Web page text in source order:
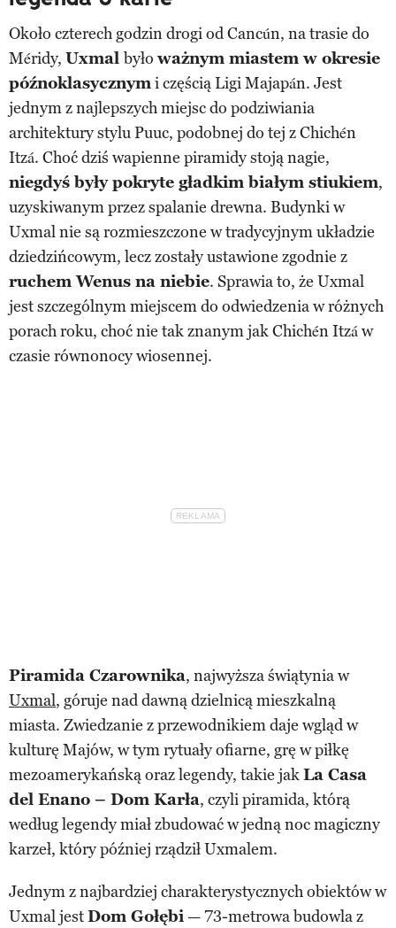
Około czterech godzin drogi od Cancún, na trasie do
Méridy, Uxmal było ważnym miastem w okresie
późnoklasycznymi częścią Ligi Majapán. Jest
jednym z najlepszych miejsc do podziwiania
architektury stylu Puuc, podobnej do tej z Chichén
Itzá. Choć dziś wapienne piramidy stoją nagie,
niegdyś były pokryte gładkim białym stiukiem,
uzyskiwanym przez spalanie drewna. Budynki w
Uxmal nie są rozmieszczone w tradycyjnym układzie
dziedzińcowym, lecz zostały ustawione zgodnie z
ruchem Wenus na niebie. Sprawia to, że Uxmal
jest szczególnym miejscem do odwiedzenia w różnych
porach roku, choć nie tak znanym jak Chichén Itzá w
czasie równonocy wiosennej.
Piramida Czarownika, najwyższa świątynia w
Uxmal, góruje nad dawną dzielnicą mieszkalną
miasta. Zwiedzanie z przewodnikiem daje wgląd w
kulturę Majów, w tym rytuały ofiarne, grę w piłkę
mezoamerykańską oraz legendy, takie jakLa Casa
del Enano – Dom Karła, czyli piramida, którą
według legendy miał zbudować w jedną noc magiczny
karzeł, który później rządził Uxmalem.
Jednym z najbardziej charakterystycznych obiektów w
Uxmal jestDom Gołębi— 73-metrowa budowla z